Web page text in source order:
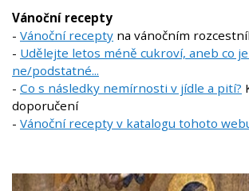
Vánoční recepty
- Vánoční recepty na vánočním
- Udělejte letos méně cukroví, aneb co
ne/podstatné...
- Co s následky nemírnosti v jídle a pití?
doporučení
- Vánoční recepty v katalogu tohoto